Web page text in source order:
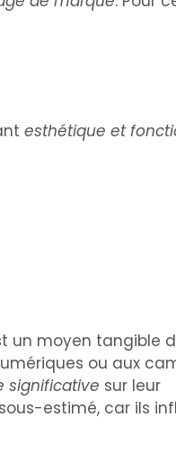
esthétique et
un moyen tangible
ou aux
significative sur leur
estimé, car ils